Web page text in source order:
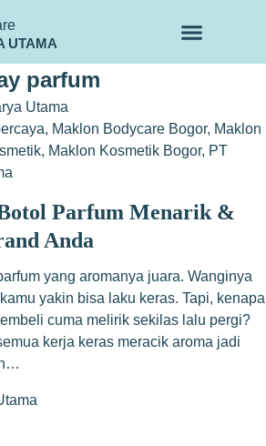
UTAMA
parfum
, Maklon Bodycare Bogor, Maklon
, Maklon Kosmetik Bogor, PT
Parfum Menarik &
Anda
yang aromanya juara. Wanginya
yakin bisa laku keras. Tapi, kenapa
cuma melirik sekilas lalu pergi?
kerja keras meracik aroma jadi